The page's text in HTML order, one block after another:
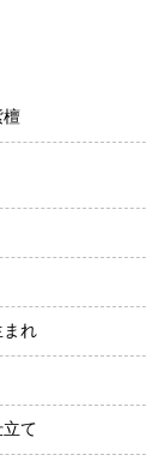
檀
まれ
て